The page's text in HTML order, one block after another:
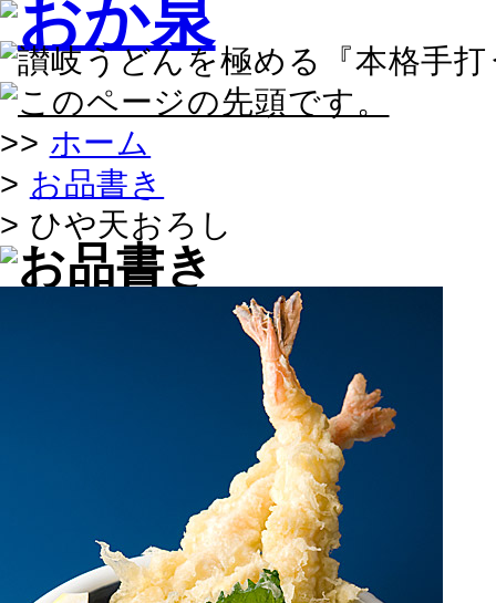
>> ホーム
> お品書き
> ひや天おろし